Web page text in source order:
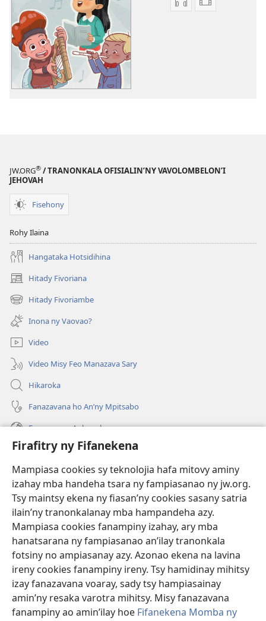
Firafitry ny Fifanekena
Mampiasa cookies sy teknolojia hafa mitovy aminy
izahay mba handeha tsara ny fampiasanao ny jw.org.
Tsy maintsy ekena ny fiasan’ny cookies sasany satria
ilain’ny tranonkalanay mba hampandeha azy.
Mampiasa cookies fanampiny izahay, ary mba
hanatsarana ny fampiasanao an’ilay tranonkala
fotsiny no ampiasanay azy. Azonao ekena na lavina
ireny cookies fanampiny ireny. Tsy hamidinay mihitsy
izay fanazavana voaray, sady tsy hampiasainay
amin’ny resaka varotra mihitsy. Misy fanazavana
fanampiny ao amin’ilay hoe Fifanekena Momba ny
FandikanaFandikana
JW.ORG® / TRANONKALA OFISIALIN’NY VAVOLOMBELON’I
JEHOVAH
Fisehony
Rohy Ilaina
Hangataka Hotsidihina
Hitady Fivoriana
(manokatra
rohy) Hitady Fivoriambe
(manokatra
rohy) Inona ny Vaovao?
Video
Video Misy Feo Manazava Sary
Hikaroka
Fanazavana ho An’ny Mpitsabo
Fanazavana Ankapobeny
Fanampiana
Fanomezana
(manokatra
rohy)
FITEHIRIZAM-BOKIN’NY Vavolombelon’i Jehovah
(manokatra
rohy)
JW Hub
(manokatra
rohy)
JW Library
Watchtower Library ®